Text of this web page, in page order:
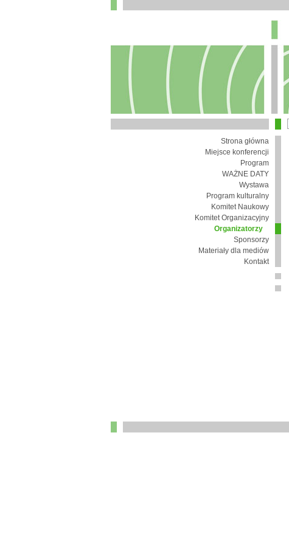
Strona główna
Miejsce konferencji
Program
WAŻNE DATY
Wystawa
Program kulturalny
Komitet Naukowy
Komitet Organizacyjny
Organizatorzy
Sponsorzy
Materiały dla mediów
Kontakt